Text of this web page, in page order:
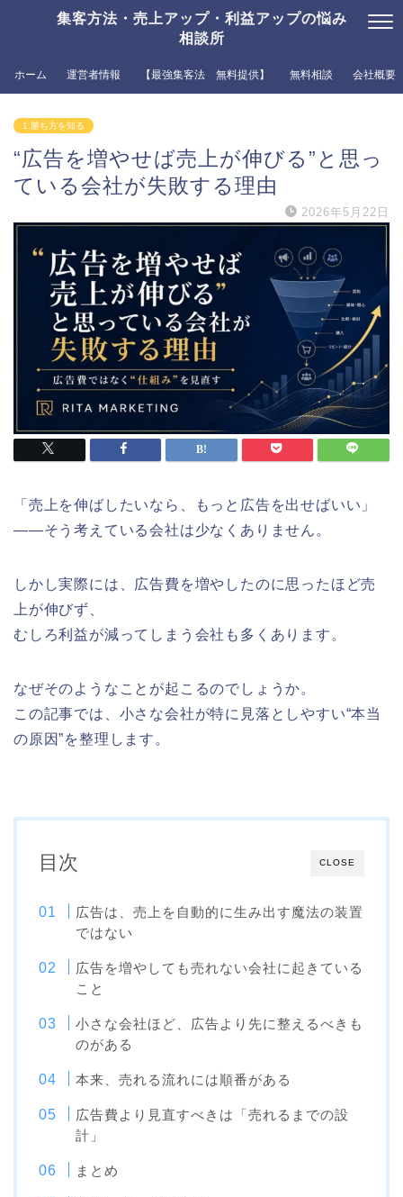
集客方法・売上アップ・利益アップの悩み
相談所
ホーム 運営者情報 【最強集客法 無料提供】 無料相談 会社概要
1.勝ち方を知る
“広告を増やせば売上が伸びる”と思っ
ている会社が失敗する理由
2026年5月22日
「売上を伸ばしたいなら、もっと広告を出せばいい」
――そう考えている会社は少なくありません。
しかし実際には、広告費を増やしたのに思ったほど売
上が伸びず、
むしろ利益が減ってしまう会社も多くあります。
なぜそのようなことが起こるのでしょうか。
この記事では、小さな会社が特に見落としやすい“本当
の原因”を整理します。
CLOSE
目次
広告は、売上を自動的に生み出す魔法の装置
ではない
広告を増やしても売れない会社に起きている
こと
小さな会社ほど、広告より先に整えるべきも
のがある
本来、売れる流れには順番がある
広告費より見直すべきは「売れるまでの設
計」
まとめ